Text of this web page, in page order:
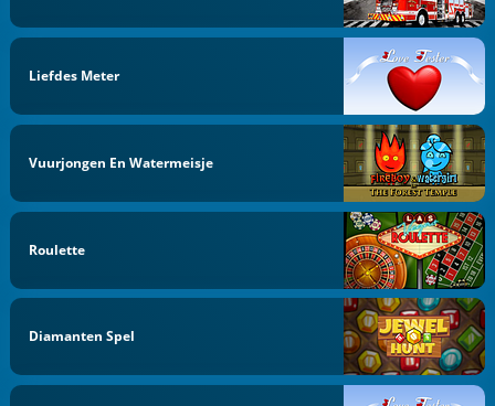
Liefdes Meter
Vuurjongen En Watermeisje
Roulette
Diamanten Spel